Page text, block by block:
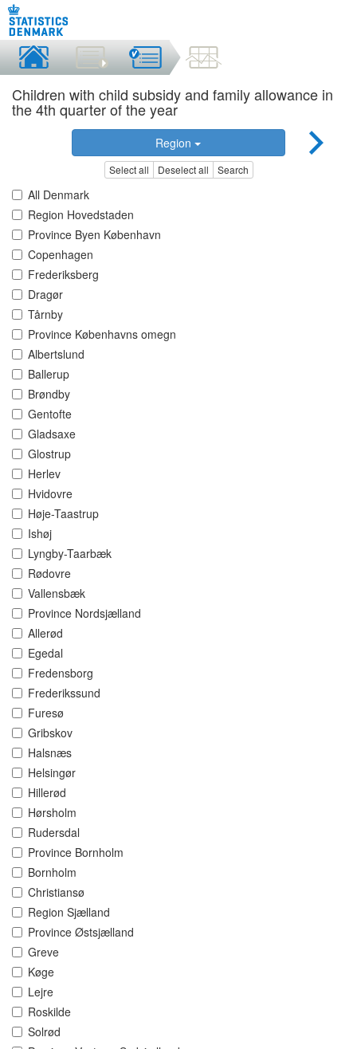
Children with child subsidy and family allowance in
the 4th quarter of the year
Region
Select all Deselect all Search
All Denmark
Region Hovedstaden
Province Byen København
Copenhagen
Frederiksberg
Dragør
Tårnby
Province Københavns omegn
Albertslund
Ballerup
Brøndby
Gentofte
Gladsaxe
Glostrup
Herlev
Hvidovre
Høje-Taastrup
Ishøj
Lyngby-Taarbæk
Rødovre
Vallensbæk
Province Nordsjælland
Allerød
Egedal
Fredensborg
Frederikssund
Furesø
Gribskov
Halsnæs
Helsingør
Hillerød
Hørsholm
Rudersdal
Province Bornholm
Bornholm
Christiansø
Region Sjælland
Province Østsjælland
Greve
Køge
Lejre
Roskilde
Solrød